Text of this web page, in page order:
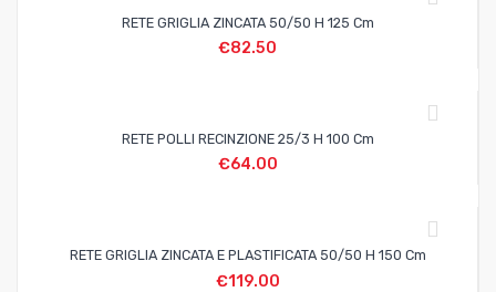
RETE GRIGLIA ZINCATA 50/50 H 125 Cm
€82.50
RETE POLLI RECINZIONE 25/3 H 100 Cm
€64.00
RETE GRIGLIA ZINCATA E PLASTIFICATA 50/50 H 150 Cm
€119.00